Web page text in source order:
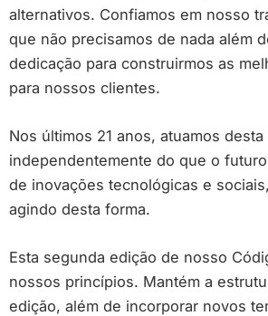
alternativos. Confiamos em nosso
que não precisamos de nada além
dedicação para construirmos as
para nossos clientes.
Nos últimos 21 anos, atuamos desta
independentemente do que o
de inovações tecnológicas e
agindo desta forma.
Esta segunda edição de nosso
nossos princípios. Mantém a
edição, além de incorporar novos